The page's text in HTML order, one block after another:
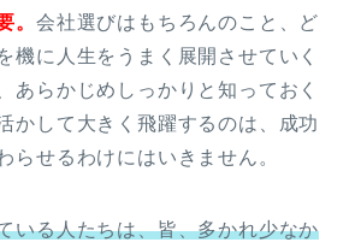
。 会社選びはもちろんのこと、ど
機に人生をうまく展開させていく
あらかじめしっかりと知っておく
かして大きく飛躍するのは、成功
らせるわけにはいきません。
いる人たちは、皆、多かれ少なか